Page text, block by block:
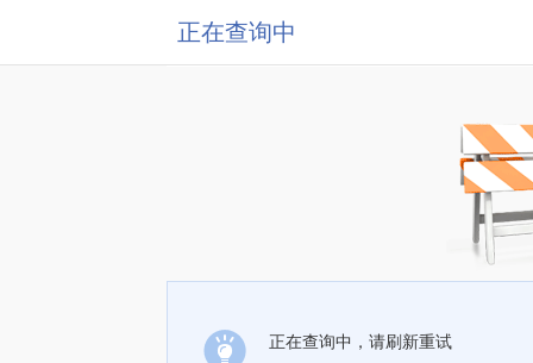
正在查询中
正在查询中，请刷新重试